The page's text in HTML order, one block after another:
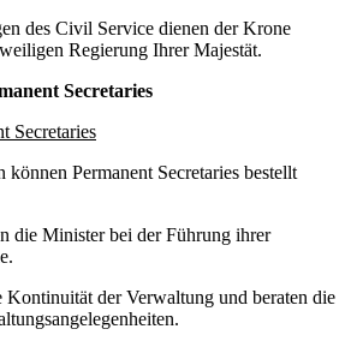
des Civil Service dienen der Krone
Regierung Ihrer Majestät.
Secretaries
Secretaries
können Permanent Secretaries bestellt
die Minister bei der Führung ihrer
Kontinuität der Verwaltung und beraten die